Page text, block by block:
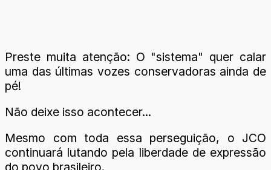
Preste muita atenção: O "sistema" quer calar
uma das últimas vozes conservadoras ainda de
pé!
Não deixe isso acontecer...
Mesmo com toda essa perseguição, o JCO
continuará lutando pela liberdade de expressão
do povo brasileiro.